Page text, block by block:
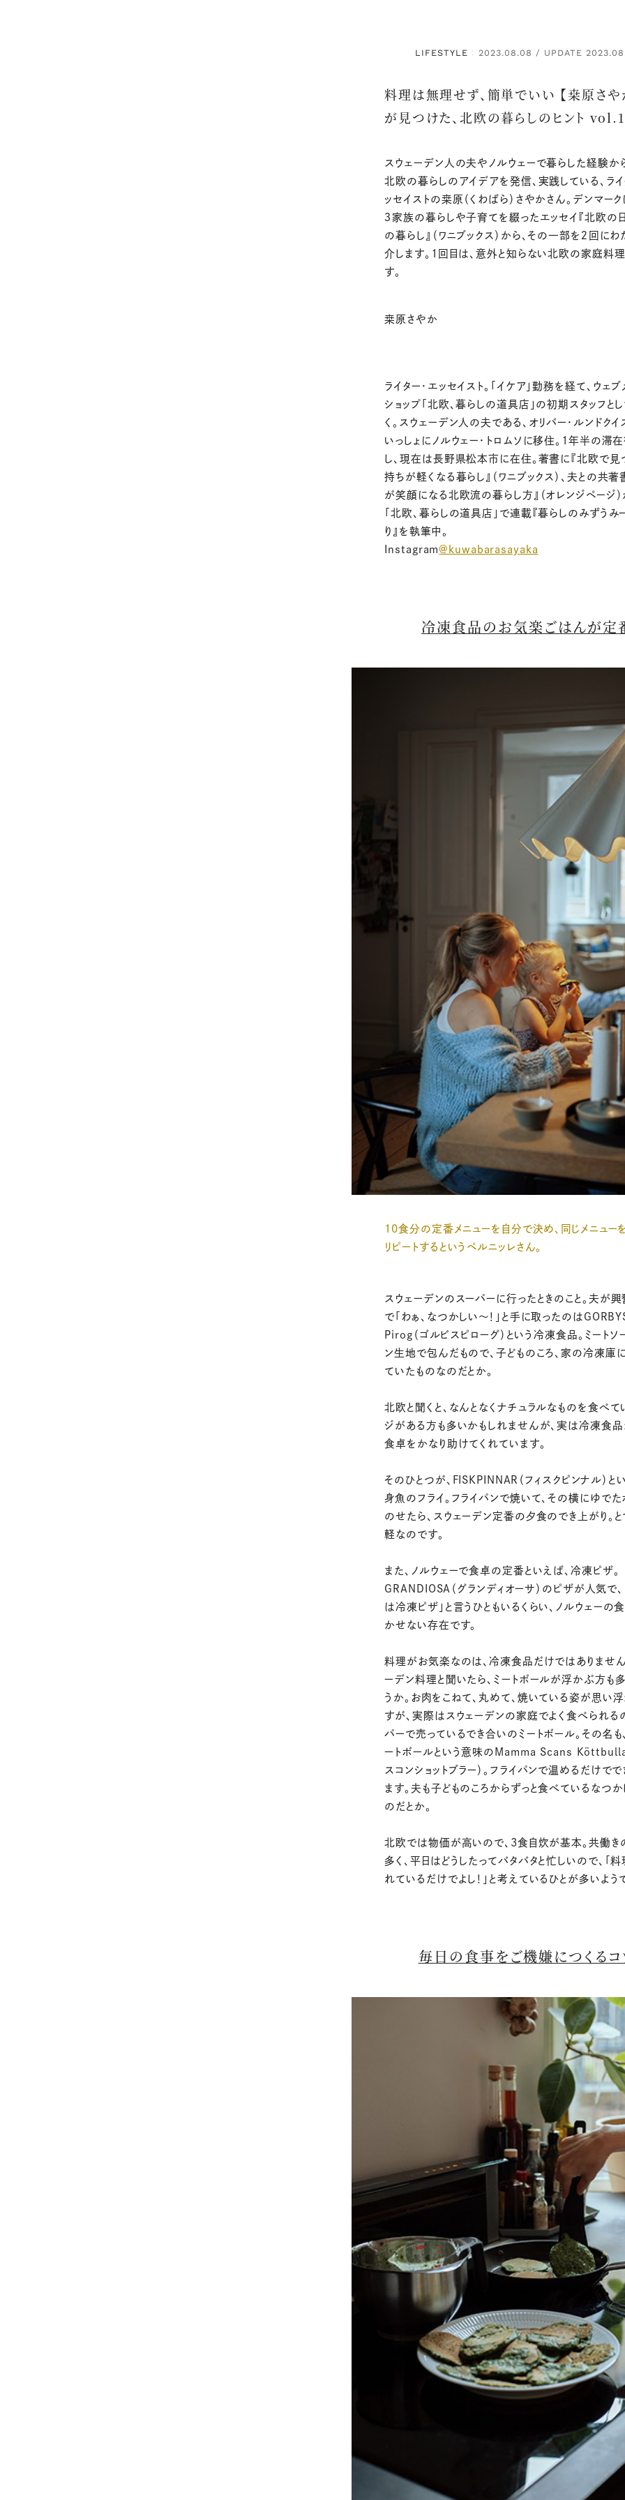
LIFESTYLE ： 2023.08.08 / UPDATE
料理は無理せず、簡単でいい 【桒原さや
が見つけた、北欧の暮らしのヒント vol.1
スウェーデン人の夫やノルウェーで暮らした経験か
北欧の暮らしのアイデアを発信、実践している、ラ
ッセイストの桒原（くわばら）さやかさん。デンマー
３家族の暮らしや子育てを綴ったエッセイ『北欧の
の暮らし』（ワニブックス）から、その一部を２回に
介します。1回目は、意外と知らない北欧の家庭料
す。
桒原さやか
ライター・エッセイスト。
「イケア」勤務を経て、ウェ
ショップ「北欧、暮らしの道具店」の初期スタッフと
く。スウェーデン人の夫である、オリバー・ルンドクイ
いっしょにノルウェー・トロムソに移住。1年半の滞
し、現在は長野県松本市に在住。 著書に『北欧で見
持ちが軽くなる暮らし』（ワニブックス）、夫との共著
が笑顔になる北欧流の暮らし方』（オレンジページ）
「北欧、暮らしの道具店」で連載『暮らしのみずう
り』を執筆中。
Instagram@kuwabarasayaka
冷凍食品のお気楽ごはんが定
10食分の定番メニューを自分で決め、同じメニュー
リピートするというペルニッレさん。
スウェーデンのスーパーに行ったときのこと。夫が
で「わぁ、なつかしい〜！」と手に取ったのは
Pirog（ゴルビスピローグ）という冷凍食品。ミートソ
ン生地で包んだもので、子どものころ、家の冷凍庫
ていたものなのだとか。
北欧と聞くと、なんとなくナチュラルなものを食べて
ジがある方も多いかもしれませんが、実は冷凍食
食卓をかなり助けてくれています。
そのひとつが、FISKPINNAR（フィスクピンナル）と
身魚のフライ。フライパンで焼いて、その横にゆでた
のせたら、スウェーデン定番の夕食のでき上がり。
軽なのです。
また、ノルウェーで食卓の定番といえば、冷凍ピザ。
GRANDIOSA（グランディオーサ）のピザが人気で
は冷凍ピザ」と言うひともいるくらい、ノルウェーの
かせない存在です。
料理がお気楽なのは、冷凍食品だけではありません
ーデン料理と聞いたら、ミートボールが浮かぶ方も
うか。お肉をこねて、丸めて、焼いている姿が思い
すが、実際はスウェーデンの家庭でよく食べられる
パーで売っているでき合いのミートボール。その名も
ートボールという意味のMamma Scans
スコンショットブラー）。フライパンで温めるだけで
ます。夫も子どものころからずっと食べているなつ
のだとか。
北欧では物価が高いので、3食自炊が基本。共働き
多く、平日はどうしたってバタバタと忙しいので、「
れているだけでよし！」と考えているひとが多いよう
毎日の食事をご機嫌につくる